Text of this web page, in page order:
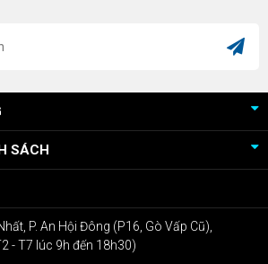
SÁCH
P. An Hội Đông (P16, Gò Vấp Cũ),
- T7 lúc 9h đến 18h30)